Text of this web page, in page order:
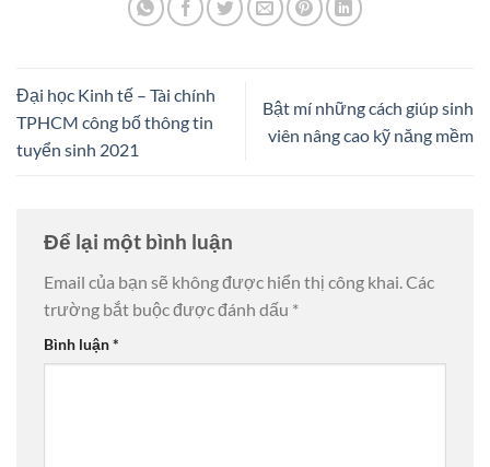
Đại học Kinh tế – Tài chính
TPHCM công bố thông tin
tuyển sinh 2021
Bật mí những cách giúp sinh
viên nâng cao kỹ năng mềm
Để lại một bình luận
Email của bạn sẽ không được hiển thị công khai.Các
trường bắt buộc được đánh dấu *
Bình luận*